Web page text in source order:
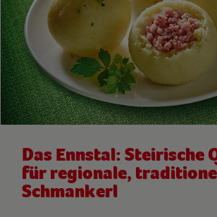
Das Ennstal: Steirische
für regionale,
Schmankerl